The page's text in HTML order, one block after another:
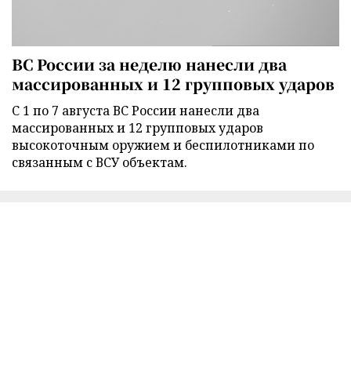
ВС России за неделю нанесли два
массированных и 12 групповых ударов
С 1 по 7 августа ВС России нанесли два
массированных и 12 групповых ударов
высокоточным оружием и беспилотниками по
связанным с ВСУ объектам.